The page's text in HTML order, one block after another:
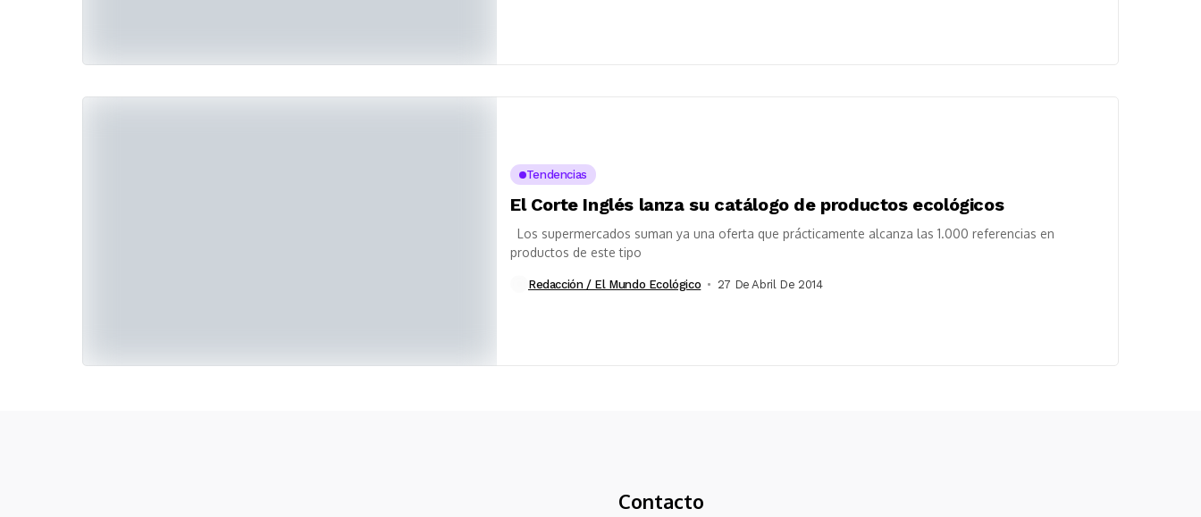
Tendencias
El Corte Inglés lanza su catálogo de productos ecológicos
Los supermercados suman ya una oferta que prácticamente alcanza las 1.000 referencias en
productos de este tipo
Redacción / El Mundo Ecológico 27 De Abril De 2014
Contacto